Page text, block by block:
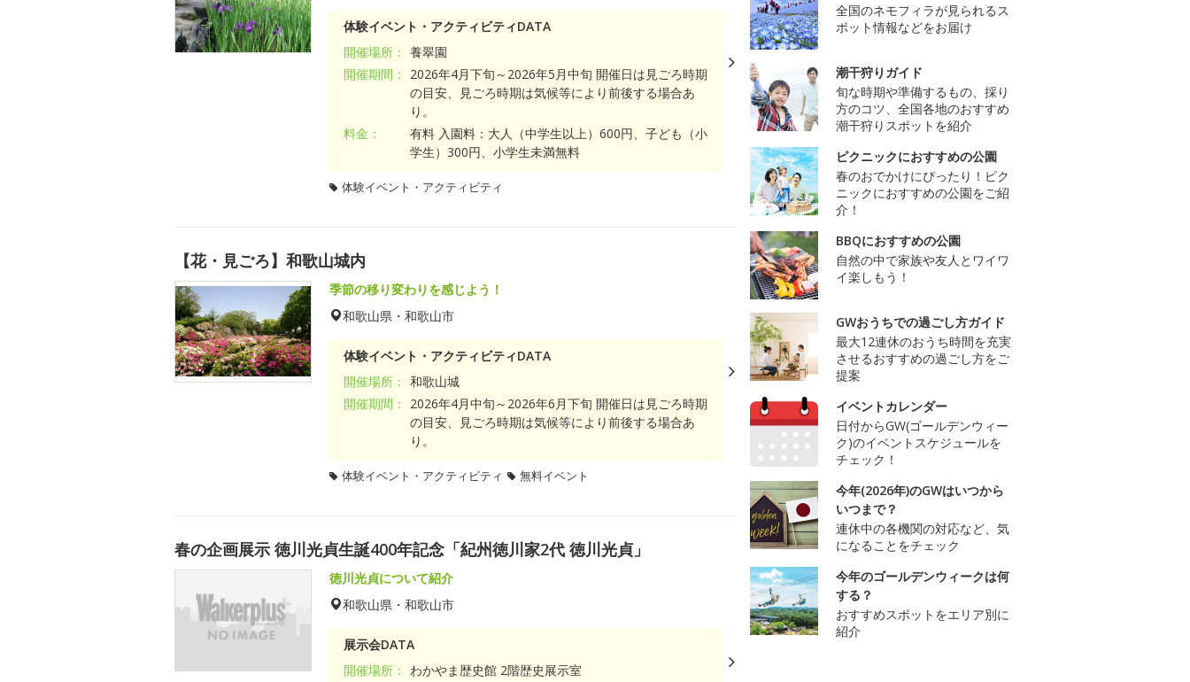
体験イベント・アクティビティDATA
開催場所： 養翠園
開催期間：
2026年4月下旬～2026年5月中旬 開催日は見ごろ時期
の目安、見ごろ時期は気候等により前後する場合あ
り。
料金：
有料 入園料：大人（中学生以上）600円、子ども（小
学生）300円、小学生未満無料
体験イベント・アクティビティ
【花・見ごろ】和歌山城内
季節の移り変わりを感じよう！
和歌山県・和歌山市
体験イベント・アクティビティDATA
開催場所： 和歌山城
開催期間：
2026年4月中旬～2026年6月下旬 開催日は見ごろ時期
の目安、見ごろ時期は気候等により前後する場合あ
り。
体験イベント・アクティビティ 無料イベント
春の企画展示 徳川光貞生誕400年記念「紀州徳川家2代 徳川光貞」
徳川光貞について紹介
和歌山県・和歌山市
展示会DATA
開催場所：
わかやま歴史館 2階歴史展示室
全国のネモフィラが見られるス
ポット情報などをお届け
潮干狩りガイド
旬な時期や準備するもの、採り
方のコツ、全国各地のおすすめ
潮干狩りスポットを紹介
ピクニックにおすすめの公園
春のおでかけにぴったり！ピク
ニックにおすすめの公園をご紹
介！
BBQにおすすめの公園
自然の中で家族や友人とワイワ
イ楽しもう！
GWおうちでの過ごし方ガイド
最大12連休のおうち時間を充実
させるおすすめの過ごし方をご
提案
イベントカレンダー
日付からGW(ゴールデンウィー
ク)のイベントスケジュールを
チェック！
今年(2026年)のGWはいつから
いつまで？
連休中の各機関の対応など、気
になることをチェック
今年のゴールデンウィークは何
する？
おすすめスポットをエリア別に
紹介